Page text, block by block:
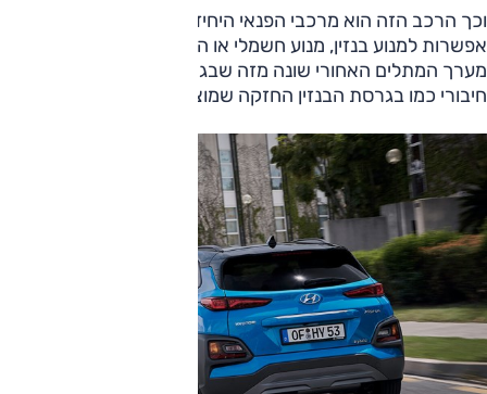
וכך הרכב הזה הוא מרכבי הפנאי היחידים בשוק שמוצע עם
אפשרות למנוע בנזין, מנוע חשמלי או הנעת כלאיים. בגרסה זו
מערך המתלים האחורי שונה מזה שבגרסה החשמלית - רב
חיבורי כמו בגרסת הבנזין החזקה שמוצעת אצלנו.